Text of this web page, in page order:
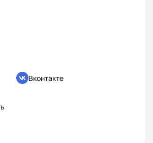
Вконтакте